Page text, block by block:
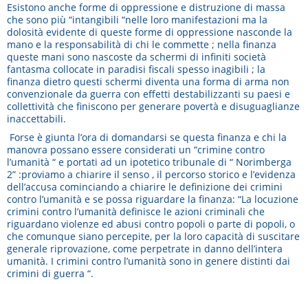
Esistono anche forme di oppressione e distruzione di massa
che sono più “intangibili “nelle loro manifestazioni ma la
dolosità evidente di queste forme di oppressione nasconde la
mano e la responsabilità di chi le commette ; nella finanza
queste mani sono nascoste da schermi di infiniti società
fantasma collocate in paradisi fiscali spesso inagibili ; la
finanza dietro questi schermi diventa una forma di arma non
convenzionale da guerra con effetti destabilizzanti su paesi e
collettività che finiscono per generare povertà e disuguaglianze
inaccettabili.
Forse è giunta l’ora di domandarsi se questa finanza e chi la
manovra possano essere considerati un “crimine contro
l’umanità “ e portati ad un ipotetico tribunale di “ Norimberga
2” :proviamo a chiarire il senso , il percorso storico e l’evidenza
dell’accusa cominciando a chiarire le definizione dei crimini
contro l’umanità e se possa riguardare la finanza: “La locuzione
crimini contro l’umanità definisce le azioni criminali che
riguardano violenze ed abusi contro popoli o parte di popoli, o
che comunque siano percepite, per la loro capacità di suscitare
generale riprovazione, come perpetrate in danno dell’intera
umanità. I crimini contro l’umanità sono in genere distinti dai
crimini di guerra “.